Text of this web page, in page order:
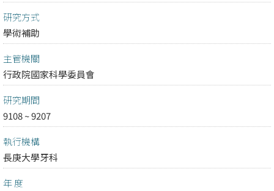
研究方式
學術補助
主管機關
行政院國家科學委員會
研究期間
9108 ~ 9207
執行機構
長庚大學牙科
年 度